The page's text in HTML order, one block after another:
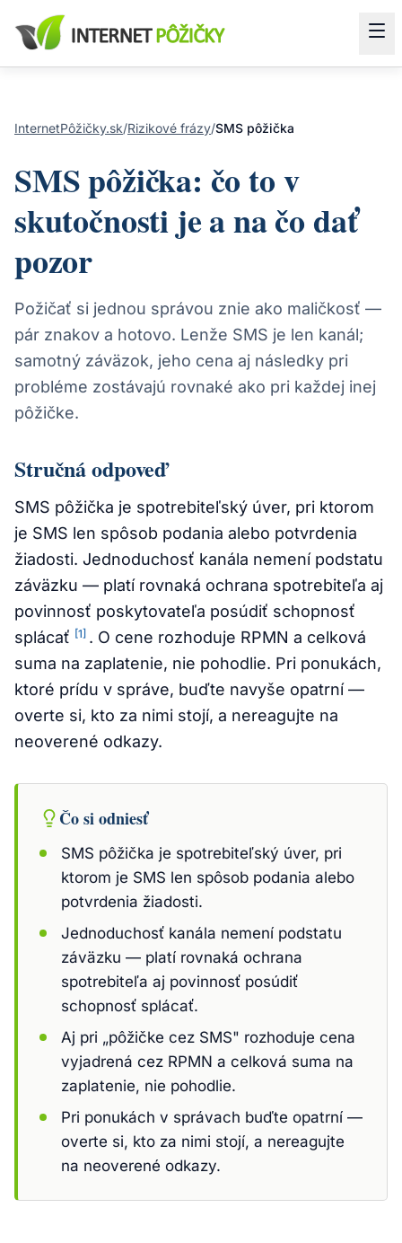
InternetPôžičky.sk/Rizikové frázy/SMS pôžička
SMS pôžička: čo to v
skutočnosti je a na čo dať
pozor
Požičať si jednou správou znie ako maličkosť —
pár znakov a hotovo. Lenže SMS je len kanál;
samotný záväzok, jeho cena aj následky pri
probléme zostávajú rovnaké ako pri každej inej
pôžičke.
Stručná odpoveď
SMS pôžička je spotrebiteľský úver, pri ktorom
je SMS len spôsob podania alebo potvrdenia
žiadosti. Jednoduchosť kanála nemení podstatu
záväzku — platí rovnaká ochrana spotrebiteľa aj
povinnosť poskytovateľa posúdiť schopnosť
splácať [1] . O cene rozhoduje RPMN a celková
suma na zaplatenie, nie pohodlie. Pri ponukách,
ktoré prídu v správe, buďte navyše opatrní —
overte si, kto za nimi stojí, a nereagujte na
neoverené odkazy.
Čo si odniesť
SMS pôžička je spotrebiteľský úver, pri
ktorom je SMS len spôsob podania alebo
potvrdenia žiadosti.
Jednoduchosť kanála nemení podstatu
záväzku — platí rovnaká ochrana
spotrebiteľa aj povinnosť posúdiť
schopnosť splácať.
Aj pri „pôžičke cez SMS" rozhoduje cena
vyjadrená cez RPMN a celková suma na
zaplatenie, nie pohodlie.
Pri ponukách v správach buďte opatrní —
overte si, kto za nimi stojí, a nereagujte
na neoverené odkazy.